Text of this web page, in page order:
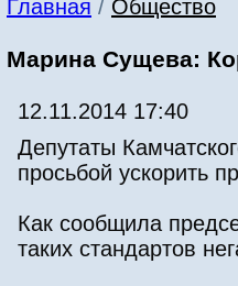
Главная / Общество
Марина Сущева:
12.11.2014 17:40
Депутаты
просьбой ускорить
Как сообщила
таких стандартов